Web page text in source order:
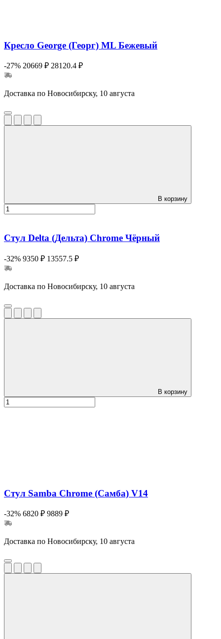
Кресло George (Георг) ML Бежевый
-27% 20669 ₽ 28120.4 ₽
Доставка по Новосибирску, 10 августа
В корзину
Стул Delta (Дельта) Chrome Чёрный
-32% 9350 ₽ 13557.5 ₽
Доставка по Новосибирску, 10 августа
В корзину
Стул Samba Chrome (Самба) V14
-32% 6820 ₽ 9889 ₽
Доставка по Новосибирску, 10 августа